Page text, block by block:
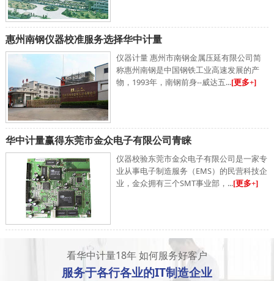
惠州南钢仪器校准服务选择华中计量
仪器计量 惠州市南钢金属压延有限公司简
称惠州南钢是中国钢铁工业高速发展的产
物，1993年，南钢前身--威达五...[更多+]
华中计量赢得东莞市金众电子有限公司青睐
仪器校验东莞市金众电子有限公司是一家专
业从事电子制造服务（EMS）的民营科技企
业，金众拥有三个SMT事业部，...[更多+]
看华中计量18年 如何服务好客户
服务于各行各业的IT制造企业